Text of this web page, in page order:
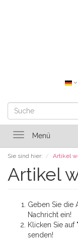
ToggleMenü
Sie sind hier: Artikel
Artikel
Geben Sie die
Nachricht ein!
Klicken Sie
senden!